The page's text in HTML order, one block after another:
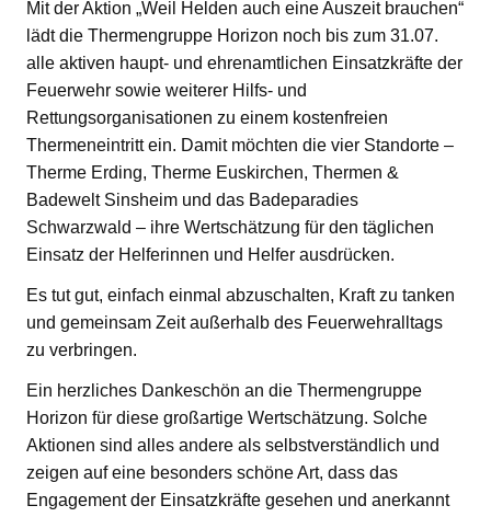
Mit der Aktion „Weil Helden auch eine Auszeit brauchen“
lädt die Thermengruppe Horizon noch bis zum 31.07.
alle aktiven haupt- und ehrenamtlichen Einsatzkräfte der
Feuerwehr sowie weiterer Hilfs- und
Rettungsorganisationen zu einem kostenfreien
Thermeneintritt ein. Damit möchten die vier Standorte –
Therme Erding, Therme Euskirchen, Thermen &
Badewelt Sinsheim und das Badeparadies
Schwarzwald – ihre Wertschätzung für den täglichen
Einsatz der Helferinnen und Helfer ausdrücken.
Es tut gut, einfach einmal abzuschalten, Kraft zu tanken
und gemeinsam Zeit außerhalb des Feuerwehralltags
zu verbringen.
Ein herzliches Dankeschön an die Thermengruppe
Horizon für diese großartige Wertschätzung. Solche
Aktionen sind alles andere als selbstverständlich und
zeigen auf eine besonders schöne Art, dass das
Engagement der Einsatzkräfte gesehen und anerkannt